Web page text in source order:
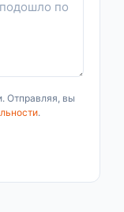
Отправляя, вы
.